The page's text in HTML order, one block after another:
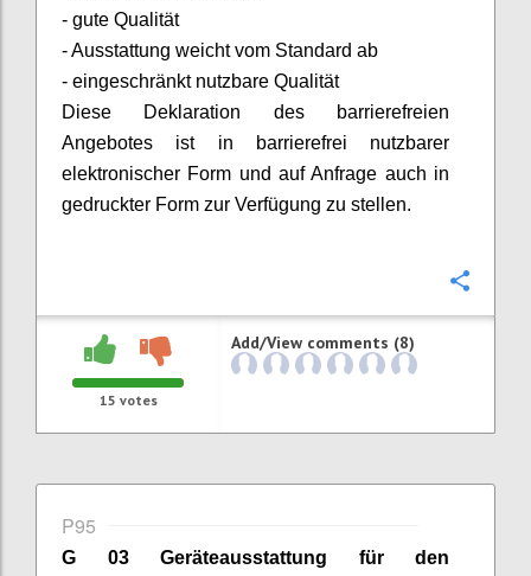
- gute Qualität
- Ausstattung weicht vom Standard ab
- eingeschränkt nutzbare Qualität
Diese Deklaration des barrierefreien
Angebotes ist in barrierefrei nutzbarer
elektronischer Form und auf Anfrage auch in
gedruckter Form zur Verfügung zu stellen.
15 votes
Add/View comments (8)
P95
G 03 Geräteausstattung für den